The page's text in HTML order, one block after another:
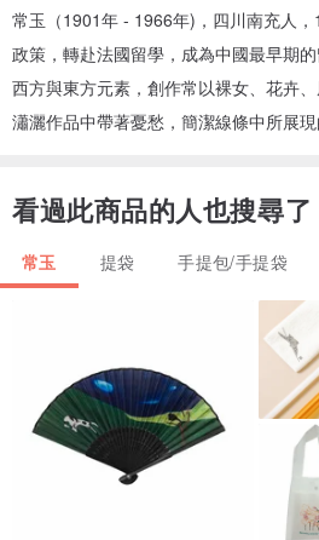
常玉（1901年 - 1966年)，四川南充人，
政策，轉赴法國留學，成為中國最早期
西方與東方元素，創作常以裸女、花卉
瀟灑作品中帶著憂愁，簡潔線條中所展現
看過此商品的人也搜尋了
常玉 提袋 手提包/手提袋